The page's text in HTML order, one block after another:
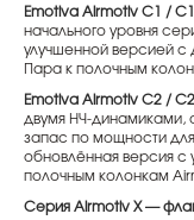
Emotiva Airmotiv C1 /
начального уровня
улучшенной версией
Пара к полочным
Emotiva Airmotiv C2 /
двумя НЧ-динамиками,
запас по мощности
обновлённая версия с
полочным колонкам
Серия Airmotiv X —